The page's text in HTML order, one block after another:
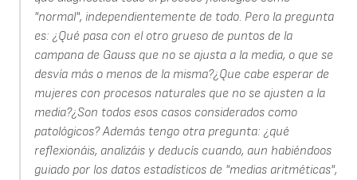
"normal", independientemente de todo. Pero la pregunta
es: ¿Qué pasa con el otro grueso de puntos de la
campana de Gauss que no se ajusta a la media, o que se
desvía más o menos de la misma?¿Que cabe esperar de
mujeres con procesos naturales que no se ajusten a la
media?¿Son todos esos casos considerados como
patológicos? Además tengo otra pregunta: ¿qué
reflexionáis, analizáis y deducís cuando, aun habiéndoos
guiado por los datos estadísticos de "medias aritméticas",